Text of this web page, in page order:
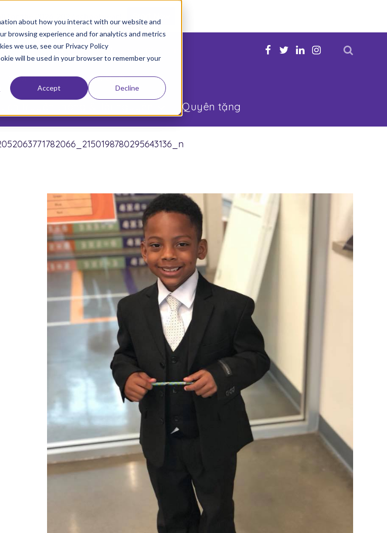
about how you interact with our website and
browsing experience and for analytics and metrics
we use, see our Privacy Policy
will be used in your browser to remember your
Accept Decline
của chúng tôi Đăng ký cho con bạn
Trường học Kết quả
Quyên tặng